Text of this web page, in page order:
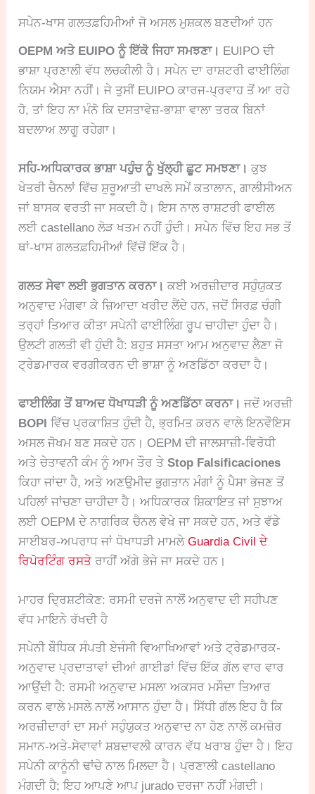
ਸਪੇਨ-ਖਾਸ ਗਲਤਫ਼ਹਿਮੀਆਂ ਜੋ ਅਸਲ ਮੁਸ਼ਕਲ ਬਣਦੀਆਂ ਹਨ
OEPM ਅਤੇ EUIPO ਨੂੰ ਇੱਕੋ ਜਿਹਾ ਸਮਝਣਾ। EUIPO ਦੀ
ਭਾਸ਼ਾ ਪ੍ਰਣਾਲੀ ਵੱਧ ਲਚਕੀਲੀ ਹੈ। ਸਪੇਨ ਦਾ ਰਾਸ਼ਟਰੀ ਫਾਈਲਿੰਗ
ਨਿਯਮ ਐਸਾ ਨਹੀਂ। ਜੇ ਤੁਸੀਂ EUIPO ਕਾਰਜ-ਪ੍ਰਵਾਹ ਤੋਂ ਆ ਰਹੇ
ਹੋ, ਤਾਂ ਇਹ ਨਾ ਮੰਨੋ ਕਿ ਦਸਤਾਵੇਜ਼-ਭਾਸ਼ਾ ਵਾਲਾ ਤਰਕ ਬਿਨਾਂ
ਬਦਲਾਅ ਲਾਗੂ ਰਹੇਗਾ।
ਸਹਿ-ਅਧਿਕਾਰਕ ਭਾਸ਼ਾ ਪਹੁੰਚ ਨੂੰ ਖੁੱਲ੍ਹੀ ਛੂਟ ਸਮਝਣਾ। ਕੁਝ
ਖੇਤਰੀ ਚੈਨਲਾਂ ਵਿੱਚ ਸ਼ੁਰੂਆਤੀ ਦਾਖਲੇ ਸਮੇਂ ਕਤਾਲਾਨ, ਗਾਲੀਸੀਅਨ
ਜਾਂ ਬਾਸਕ ਵਰਤੀ ਜਾ ਸਕਦੀ ਹੈ। ਇਸ ਨਾਲ ਰਾਸ਼ਟਰੀ ਫਾਈਲ
ਲਈ castellano ਲੋੜ ਖਤਮ ਨਹੀਂ ਹੁੰਦੀ। ਸਪੇਨ ਵਿੱਚ ਇਹ ਸਭ ਤੋਂ
ਥਾਂ-ਖਾਸ ਗਲਤਫ਼ਹਿਮੀਆਂ ਵਿੱਚੋਂ ਇੱਕ ਹੈ।
ਗਲਤ ਸੇਵਾ ਲਈ ਭੁਗਤਾਨ ਕਰਨਾ। ਕਈ ਅਰਜ਼ੀਦਾਰ ਸਹੁੰਯੁਕਤ
ਅਨੁਵਾਦ ਮੰਗਵਾ ਕੇ ਜ਼ਿਆਦਾ ਖਰੀਦ ਲੈਂਦੇ ਹਨ, ਜਦੋਂ ਸਿਰਫ਼ ਚੰਗੀ
ਤਰ੍ਹਾਂ ਤਿਆਰ ਕੀਤਾ ਸਪੇਨੀ ਫਾਈਲਿੰਗ ਰੂਪ ਚਾਹੀਦਾ ਹੁੰਦਾ ਹੈ।
ਉਲਟੀ ਗਲਤੀ ਵੀ ਹੁੰਦੀ ਹੈ: ਬਹੁਤ ਸਸਤਾ ਆਮ ਅਨੁਵਾਦ ਲੈਣਾ ਜੋ
ਟ੍ਰੇਡਮਾਰਕ ਵਰਗੀਕਰਨ ਦੀ ਭਾਸ਼ਾ ਨੂੰ ਅਣਡਿੱਠਾ ਕਰਦਾ ਹੈ।
ਫਾਈਲਿੰਗ ਤੋਂ ਬਾਅਦ ਧੋਖਾਧੜੀ ਨੂੰ ਅਣਡਿੱਠਾ ਕਰਨਾ। ਜਦੋਂ ਅਰਜ਼ੀ
BOPI ਵਿੱਚ ਪ੍ਰਕਾਸ਼ਿਤ ਹੁੰਦੀ ਹੈ, ਭ੍ਰਮਿਤ ਕਰਨ ਵਾਲੇ ਇਨਵੌਇਸ
ਅਸਲ ਜੋਖਮ ਬਣ ਸਕਦੇ ਹਨ। OEPM ਦੀ ਜਾਲਸਾਜ਼ੀ-ਵਿਰੋਧੀ
ਅਤੇ ਚੇਤਾਵਨੀ ਕੰਮ ਨੂੰ ਆਮ ਤੌਰ ਤੇStop Falsificaciones
ਕਿਹਾ ਜਾਂਦਾ ਹੈ, ਅਤੇ ਅਣਉਮੀਦ ਭੁਗਤਾਨ ਮੰਗਾਂ ਨੂੰ ਪੈਸਾ ਭੇਜਣ ਤੋਂ
ਪਹਿਲਾਂ ਜਾਂਚਣਾ ਚਾਹੀਦਾ ਹੈ। ਅਧਿਕਾਰਕ ਸ਼ਿਕਾਇਤ ਜਾਂ ਸੁਝਾਅ
ਲਈ OEPM ਦੇ ਨਾਗਰਿਕ ਚੈਨਲ ਵੇਖੇ ਜਾ ਸਕਦੇ ਹਨ, ਅਤੇ ਵੱਡੇ
ਸਾਈਬਰ-ਅਪਰਾਧ ਜਾਂ ਧੋਖਾਧੜੀ ਮਾਮਲੇGuardia Civil ਦੇ
ਰਿਪੋਰਟਿੰਗ ਰਸਤੇਰਾਹੀਂ ਅੱਗੇ ਭੇਜੇ ਜਾ ਸਕਦੇ ਹਨ।
ਮਾਹਰ ਦ੍ਰਿਸ਼ਟੀਕੋਣ: ਰਸਮੀ ਦਰਜੇ ਨਾਲੋਂ ਅਨੁਵਾਦ ਦੀ ਸਹੀਪਣ
ਵੱਧ ਮਾਇਨੇ ਰੱਖਦੀ ਹੈ
ਸਪੇਨੀ ਬੌਧਿਕ ਸੰਪਤੀ ਏਜੰਸੀ ਵਿਆਖਿਆਵਾਂ ਅਤੇ ਟ੍ਰੇਡਮਾਰਕ-
ਅਨੁਵਾਦ ਪ੍ਰਦਾਤਾਵਾਂ ਦੀਆਂ ਗਾਈਡਾਂ ਵਿੱਚ ਇੱਕ ਗੱਲ ਵਾਰ ਵਾਰ
ਆਉਂਦੀ ਹੈ: ਰਸਮੀ ਅਨੁਵਾਦ ਮਸਲਾ ਅਕਸਰ ਮਸੌਦਾ ਤਿਆਰ
ਕਰਨ ਵਾਲੇ ਮਸਲੇ ਨਾਲੋਂ ਆਸਾਨ ਹੁੰਦਾ ਹੈ। ਸਿੱਧੀ ਗੱਲ ਇਹ ਹੈ ਕਿ
ਅਰਜ਼ੀਦਾਰਾਂ ਦਾ ਸਮਾਂ ਸਹੁੰਯੁਕਤ ਅਨੁਵਾਦ ਨਾ ਹੋਣ ਨਾਲੋਂ ਕਮਜ਼ੋਰ
ਸਮਾਨ-ਅਤੇ-ਸੇਵਾਵਾਂ ਸ਼ਬਦਾਵਲੀ ਕਾਰਨ ਵੱਧ ਖਰਾਬ ਹੁੰਦਾ ਹੈ। ਇਹ
ਸਪੇਨੀ ਕਾਨੂੰਨੀ ਢਾਂਚੇ ਨਾਲ ਮਿਲਦਾ ਹੈ। ਪ੍ਰਣਾਲੀ castellano
ਮੰਗਦੀ ਹੈ; ਇਹ ਆਪਣੇ ਆਪ jurado ਦਰਜਾ ਨਹੀਂ ਮੰਗਦੀ।